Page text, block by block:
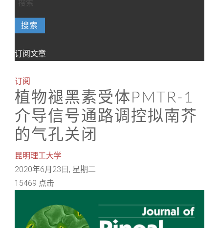
搜索
订阅文章
订阅
植物褪黑素受体PMTR-1
介导信号通路调控拟南芥
的气孔关闭
昆明理工大学
2020年6月23日, 星期二
15469 点击